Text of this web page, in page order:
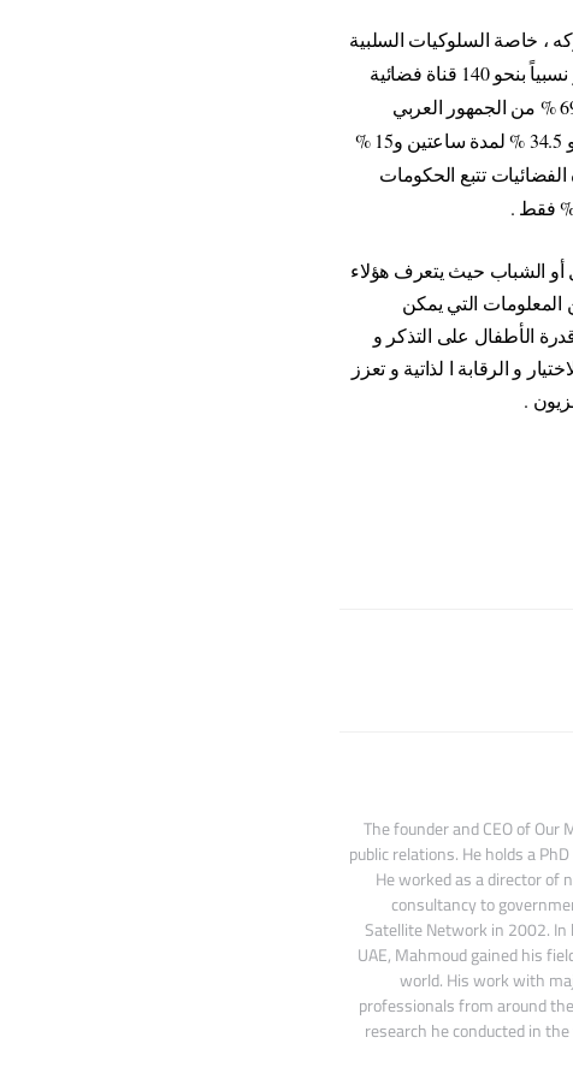
، خاصة السلوكيات السلبية
إحدى المجلات :(أن الفضاء العربي ازدحم في وقت قصير نسبياً بنحو 140 قناة فضائية
وتزايدت نسب مشاهدة الجمهور لهذه الفضائيات وتفيد إحدى الدراسات العلمية الحديثة أن نسبة 69 % من الجمهور العربي
يشاهدون الفضائيات لمدة أربع ساعات يومياً وأن 31 % منهم يشاهدونها لمدة ثلاث ساعات يومياً و 34.5 % لمدة ساعتين و15 %
نسبة نمو مقتني أطباق البث 12 % سنوياً و 40 % من هذه الفضائيات تتبع الحكومات
أو الشباب حيث يتعرف هؤلاء
المعلومات التي يمكن
الأطفال على التذكر و
و الرقابة ا لذاتية و تعزز
.
The founder and CEO of
public relations. He holds a
He worked as a director of
consultancy to
Satellite Network in 2002.
UAE, Mahmoud gained his
world. His work with
professionals from around
research he conducted in